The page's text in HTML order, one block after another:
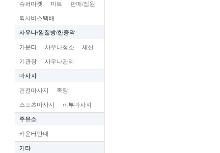
슈퍼마켓 마트 판매/점원
퀵서비스택배
사우나/찜질방/한증막
카운터 사우나청소 세신
기관장 사우나관리
마사지
건전마사지 족탕
스포츠마사지 피부마사지
주유소
카운터안내
기타